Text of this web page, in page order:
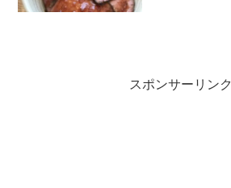
スポンサーリンク